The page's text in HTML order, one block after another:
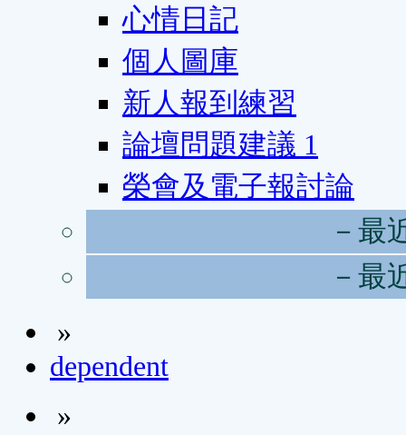
心情日記
個人圖庫
新人報到練習
論壇問題建議 1
榮會及電子報討論
－最
－最
»
dependent
»